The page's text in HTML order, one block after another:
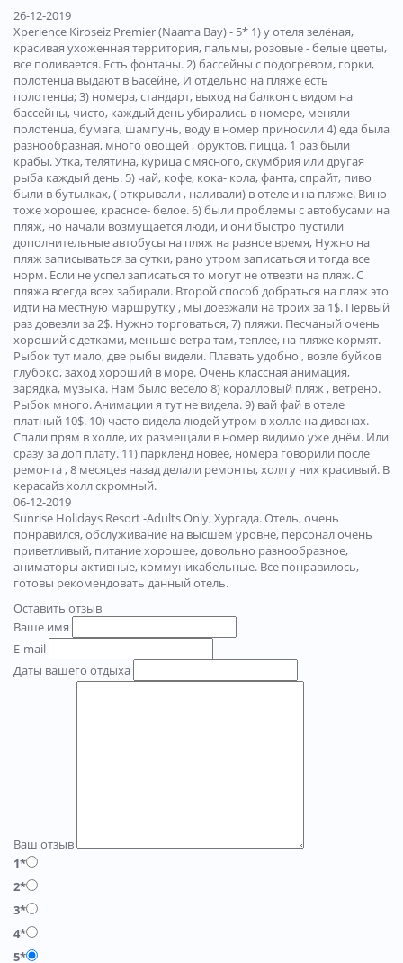
26-12-2019
Xperience Kiroseiz Premier (Naama Bay) - 5* 1) у отеля зелёная,
красивая ухоженная территория, пальмы, розовые - белые цветы,
все поливается. Есть фонтаны. 2) бассейны с подогревом, горки,
полотенца выдают в Басейне, И отдельно на пляже есть
полотенца; 3) номера, стандарт, выход на балкон с видом на
бассейны, чисто, каждый день убирались в номере, меняли
полотенца, бумага, шампунь, воду в номер приносили 4) еда была
разнообразная, много овощей , фруктов, пицца, 1 раз были
крабы. Утка, телятина, курица с мясного, скумбрия или другая
рыба каждый день. 5) чай, кофе, кока- кола, фанта, спрайт, пиво
были в бутылках, ( открывали , наливали) в отеле и на пляже. Вино
тоже хорошее, красное- белое. 6) были проблемы с автобусами на
пляж, но начали возмущается люди, и они быстро пустили
дополнительные автобусы на пляж на разное время, Нужно на
пляж записываться за сутки, рано утром записаться и тогда все
норм. Если не успел записаться то могут не отвезти на пляж. С
пляжа всегда всех забирали. Второй способ добраться на пляж это
идти на местную маршрутку , мы доезжали на троих за 1$. Первый
раз довезли за 2$. Нужно торговаться, 7) пляжи. Песчаный очень
хороший с детками, меньше ветра там, теплее, на пляже кормят.
Рыбок тут мало, две рыбы видели. Плавать удобно , возле буйков
глубоко, заход хороший в море. Очень классная анимация,
зарядка, музыка. Нам было весело 8) коралловый пляж , ветрено.
Рыбок много. Анимации я тут не видела. 9) вай фай в отеле
платный 10$. 10) часто видела людей утром в холле на диванах.
Спали прям в холле, их размещали в номер видимо уже днём. Или
сразу за доп плату. 11) паркленд новее, номера говорили после
ремонта , 8 месяцев назад делали ремонты, холл у них красивый. В
керасайз холл скромный.
06-12-2019
Sunrise Holidays Resort -Adults Only, Хургада. Отель, очень
понравился, обслуживание на высшем уровне, персонал очень
приветливый, питание хорошее, довольно разнообразное,
аниматоры активные, коммуникабельные. Все понравилось,
готовы рекомендовать данный отель.
Оставить отзыв
Ваше имя
E-mail
Даты вашего отдыха
Ваш отзыв
1*
2*
3*
4*
5*